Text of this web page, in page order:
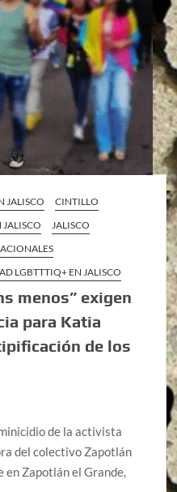
JALISCO
CINTILLO
JALISCO
LGBTTTIQ+ EN JALISCO
menos” exigen
para Katia
de los
de la activista
del colectivo Zapotlán
en Zapotlán el Grande,